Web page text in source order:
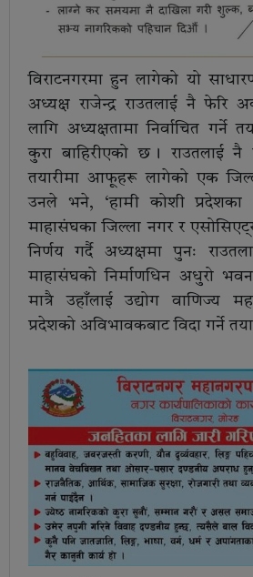
विराटनगरमा हुन लागेको यो
अध्यक्ष राजेन्द्र राउतलाई नै फेरि
लागि अध्यक्षतामा निर्वाचित गर्ने
कुरा बाहिरीएको छ । राउतलाई
तयारीमा आफूहरू लागेको एक
उनले भने, ‘हामी कोशी प्रदेशका
माहासंघका जिल्ला नगर र
निर्णय गर्दै अध्यक्षमा पुनः
माहासंघको निर्माणधिन अधुरो भवन
मात्रै उहाँलाई उद्योग वाणिज्य
प्रदेशको अविभावकबाट विदा गर्ने